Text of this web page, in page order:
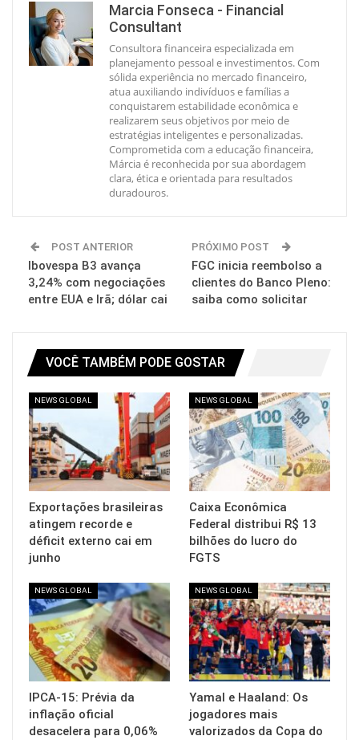
Marcia Fonseca - Financial
Consultant
Consultora financeira especializada em
planejamento pessoal e investimentos. Com
sólida experiência no mercado financeiro,
atua auxiliando indivíduos e famílias a
conquistarem estabilidade econômica e
realizarem seus objetivos por meio de
estratégias inteligentes e personalizadas.
Comprometida com a educação financeira,
Márcia é reconhecida por sua abordagem
clara, ética e orientada para resultados
duradouros.
POST ANTERIOR
Ibovespa B3 avança
3,24% com negociações
entre EUA e Irã; dólar cai
PRÓXIMO POST
FGC inicia reembolso a
clientes do Banco Pleno:
saiba como solicitar
VOCÊ TAMBÉM PODE GOSTAR
NEWS GLOBAL
Exportações brasileiras
atingem recorde e
déficit externo cai em
junho
NEWS GLOBAL
Caixa Econômica
Federal distribui R$ 13
bilhões do lucro do
FGTS
NEWS GLOBAL
IPCA-15: Prévia da
inflação oficial
desacelera para 0,06%
NEWS GLOBAL
Yamal e Haaland: Os
jogadores mais
valorizados da Copa do